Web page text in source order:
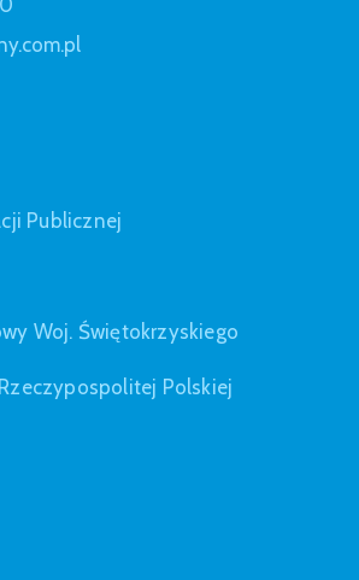
Publicznej
Woj. Świętokrzyskiego
Polskiej